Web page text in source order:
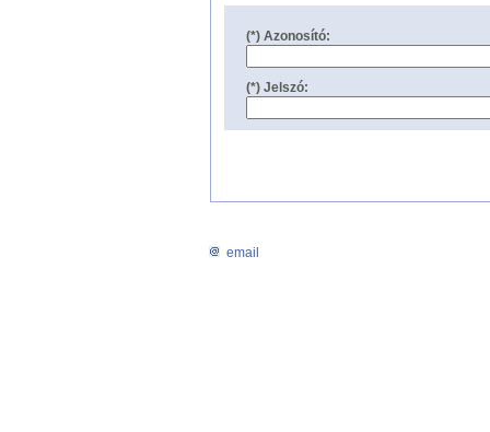
(*) Azonosító:
(*) Jelszó:
email